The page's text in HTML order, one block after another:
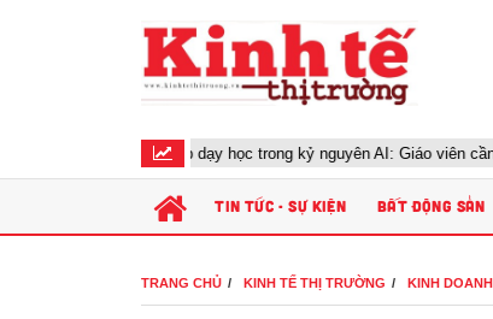
phương pháp dạy học trong kỷ nguyên AI: Giáo viên cần chuẩn bị
TIN TỨC - SỰ KIỆN BẤT ĐỘNG SẢN
TRANG CHỦ KINH TẾ THỊ TRƯỜNG KINH DOANH